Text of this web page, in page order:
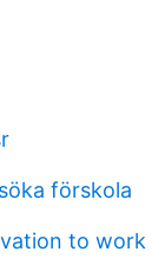
förskola
to work